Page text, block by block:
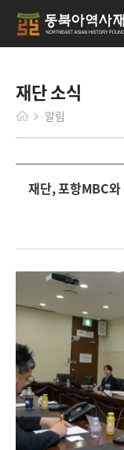
재단 소식
알림
재단, 포항MBC와